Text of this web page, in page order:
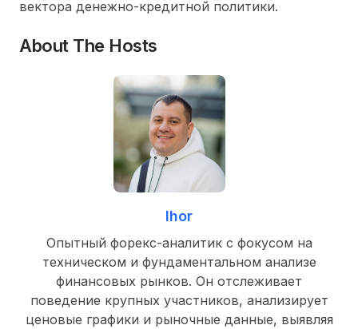
вектора денежно-кредитной политики.
About The Hosts
Ihor
Опытный форекс-аналитик с фокусом на
техническом и фундаментальном анализе
финансовых рынков. Он отслеживает
поведение крупных участников, анализирует
ценовые графики и рыночные данные, выявляя